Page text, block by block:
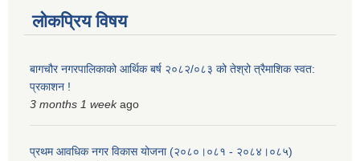
लोकप्रिय विषय
बागचौर नगरपालिकाको आर्थिक बर्ष २०८२/०८३ को तेश्रो त्रैमाशिक स्वत:
प्रकाशन !
3 months 1 weekago
प्रथम आवधिक नगर विकास योजना (२०८०।०८१ - २०८४।०८५)